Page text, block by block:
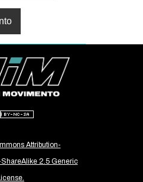
Attribution-
2.5 Generic